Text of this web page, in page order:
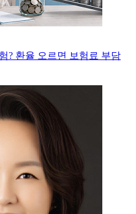
? 환율 오르면 보험료 부담